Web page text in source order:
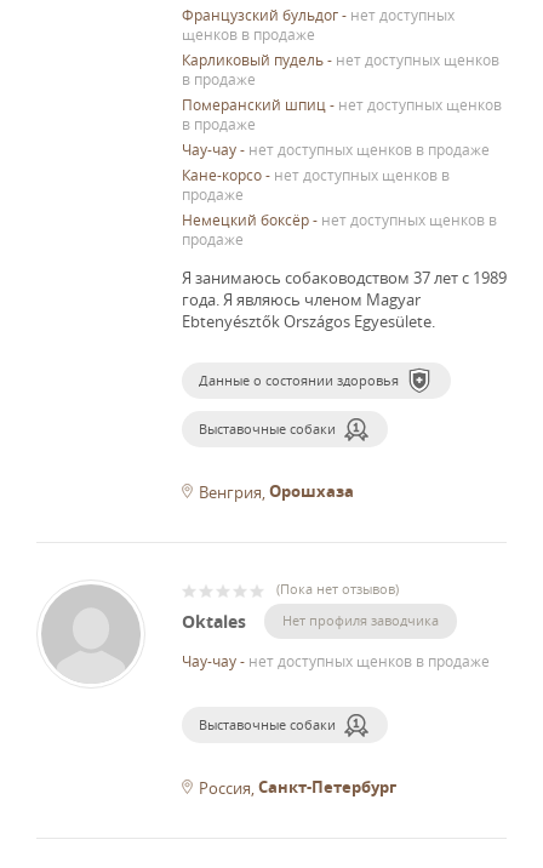
Французский бульдог- нет доступных
щенков в продаже
Карликовый пудель- нет доступных щенков
в продаже
Померанский шпиц - нет доступных щенков
в продаже
Чау-чау- нет доступных щенков в продаже
Кане-корсо- нет доступных щенков в
продаже
Немецкий боксёр- нет доступных щенков в
продаже
Я занимаюсь собаководством 37 лет с 1989
года.Я являюсь членом Magyar
Ebtenyésztők Országos Egyesülete.
Данные о состоянии здоровья
Выставочные собаки
Венгрия Орошхаза
(Пока нет отзывов)
Oktales Нет профиля заводчика
Чау-чау- нет доступных щенков в продаже
Выставочные собаки
Россия Санкт-Петербург